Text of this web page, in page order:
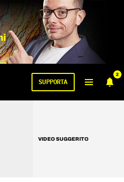
2
SUPPORTA
VIDEO SUGGERITO